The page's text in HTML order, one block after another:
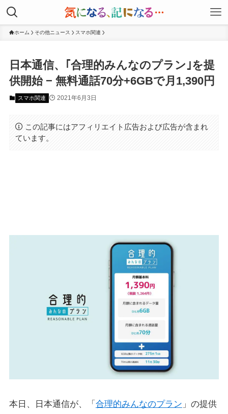
ホーム その他ニュース スマホ関連
日本通信、｢合理的みんなのプラン｣を提
供開始 − 無料通話70分+6GBで月1,390円
スマホ関連 2021年6月3日
この記事にはアフィリエイト広告および広告が含まれ
ています。
本日、日本通信が、「 合理的みんなのプラン 」の提供